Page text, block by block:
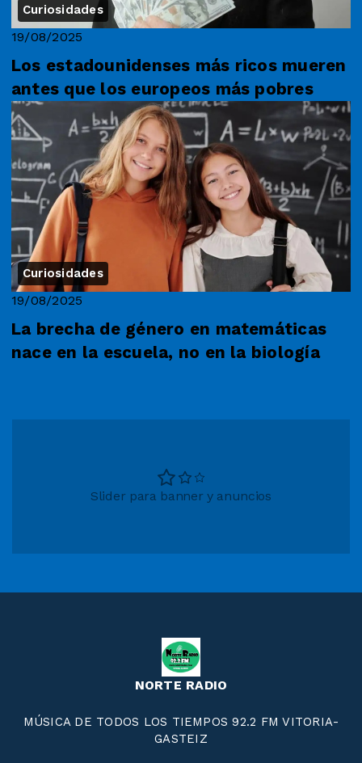
Curiosidades
19/08/2025
Los estadounidenses más ricos mueren
antes que los europeos más pobres
Curiosidades
19/08/2025
La brecha de género en matemáticas
nace en la escuela, no en la biología
Slider para banner y anuncios
NORTE RADIO
MÚSICA DE TODOS LOS TIEMPOS 92.2 FM VITORIA-
GASTEIZ